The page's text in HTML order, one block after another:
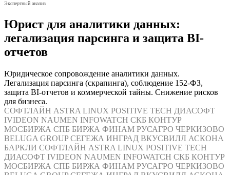
Экспертный анализ
Юрист для аналитики данных:
легализация парсинга и защита BI-
отчетов
Юридическое сопровождение аналитики данных.
Легализация парсинга (скрапинга), соблюдение 152-ФЗ,
защита BI-отчетов и коммерческой тайны. Снижение рисков
для бизнеса.
СОФТЛАЙН ASTRA LINUX POSITIVE TECH ДИАСОФТ
IVIDEON NAUMEN INFOWATCH СКБ КОНТУР
МОСБИРЖА СПБ БИРЖА ФИНАМ РУСАГРО ЧЕРКИЗОВО
BELUGA GROUP СЕГЕЖА ИНГРАД ВКУСВИЛЛ АСКОНА
БАРКЛИ СОФТЛАЙН ASTRA LINUX POSITIVE TECH
ДИАСОФТ IVIDEON NAUMEN INFOWATCH СКБ КОНТУР
МОСБИРЖА СПБ БИРЖА ФИНАМ РУСАГРО ЧЕРКИЗОВО